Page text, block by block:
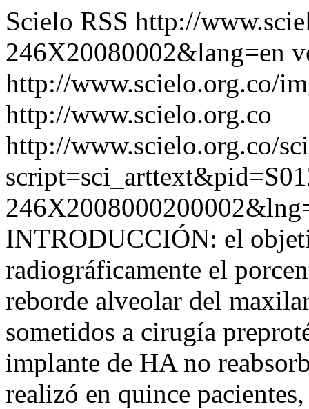
Scielo RSS http://
246X20080002&lang=en
http://www.scielo.org.co/
http://www.scielo.org.co
http://www.scielo.org.co/
INTRODUCCIÓN: el
radiográficamente el
reborde alveolar del
sometidos a cirugía
implante de HA no
realizó en quince